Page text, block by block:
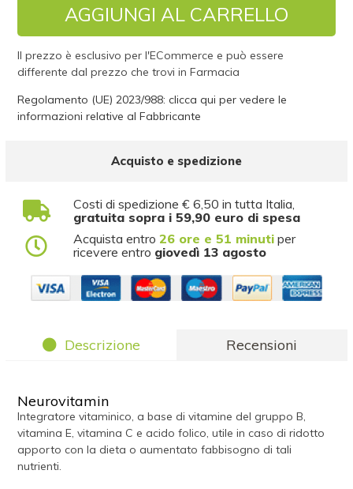
AGGIUNGI AL CARRELLO
Il prezzo è esclusivo per l'ECommerce e può essere
differente dal prezzo che trovi in Farmacia
Regolamento (UE) 2023/988: clicca qui per vedere le
informazioni relative al Fabbricante
Acquisto e spedizione
Costi di spedizione € 6,50 in tutta Italia,
gratuita sopra i 59,90 euro di spesa
Acquista entro26 ore e 51 minuti per
ricevere entro giovedì 13 agosto
Descrizione Recensioni
Neurovitamin
Integratore vitaminico, a base di vitamine del gruppo B,
vitamina E, vitamina C e acido folico, utile in caso di ridotto
apporto con la dieta o aumentato fabbisogno di tali
nutrienti.